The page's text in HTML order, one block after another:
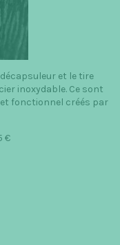
décapsuleur et le tire
inoxydable. Ce sont
fonctionnel créés par
€